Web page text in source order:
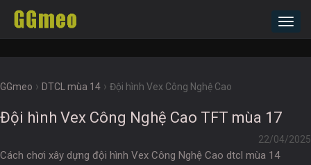
GGmeo › DTCL mùa 14 › Đội hình Vex Công Nghệ Cao
Đội hình Vex Công Nghệ Cao TFT mùa 17
22/04/2025
Cách chơi xây dựng đội hình Vex Công Nghệ Cao dtcl mùa 14